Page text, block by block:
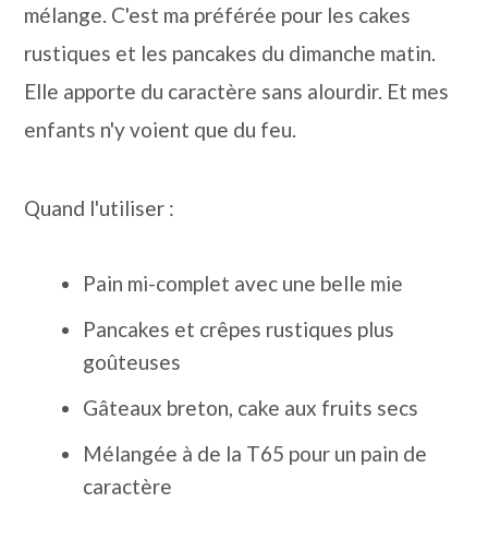
mélange. C'est ma préférée pour les cakes
rustiques et les pancakes du dimanche matin.
Elle apporte du caractère sans alourdir. Et mes
enfants n'y voient que du feu.
Quand l'utiliser :
Pain mi-complet avec une belle mie
Pancakes et crêpes rustiques plus
goûteuses
Gâteaux breton, cake aux fruits secs
Mélangée à de la T65 pour un pain de
caractère